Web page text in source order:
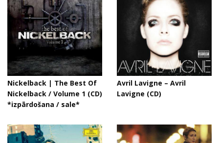
Nickelback | The Best Of
Nickelback / Volume 1 (CD)
*izpārdošana / sale*
Avril Lavigne – Avril
Lavigne (CD)